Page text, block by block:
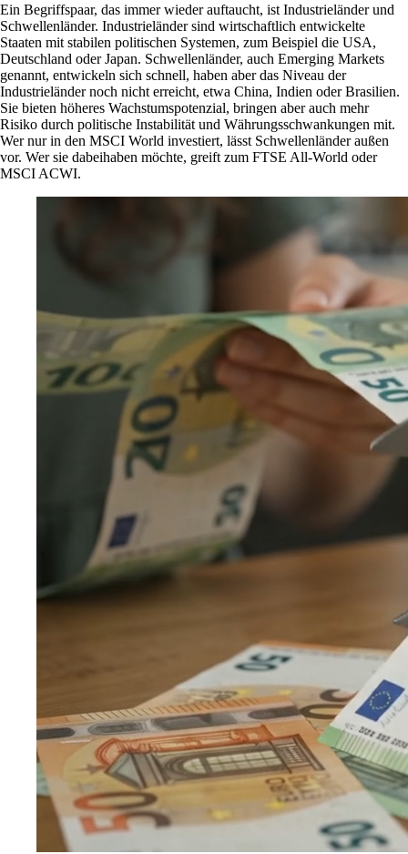
Ein Begriffspaar, das immer wieder auftaucht, ist Industrieländer und
Schwellenländer. Industrieländer sind wirtschaftlich entwickelte
Staaten mit stabilen politischen Systemen, zum Beispiel die USA,
Deutschland oder Japan. Schwellenländer, auch Emerging Markets
genannt, entwickeln sich schnell, haben aber das Niveau der
Industrieländer noch nicht erreicht, etwa China, Indien oder Brasilien.
Sie bieten höheres Wachstumspotenzial, bringen aber auch mehr
Risiko durch politische Instabilität und Währungsschwankungen mit.
Wer nur in den MSCI World investiert, lässt Schwellenländer außen
vor. Wer sie dabeihaben möchte, greift zum FTSE All-World oder
MSCI ACWI.